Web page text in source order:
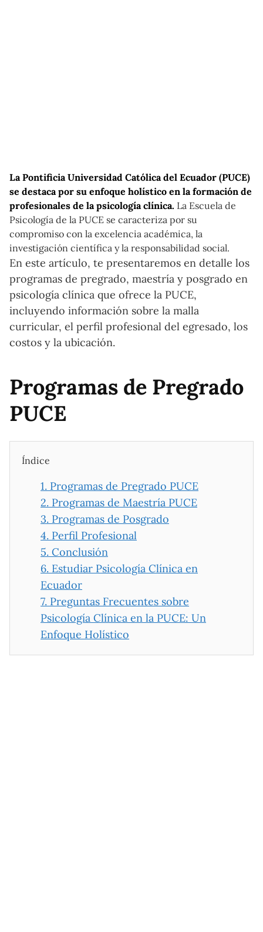
La Pontificia Universidad Católica del Ecuador (PUCE)
se destaca por su enfoque holístico en la formación de
profesionales de la psicología clínica. La Escuela de
Psicología de la PUCE se caracteriza por su
compromiso con la excelencia académica, la
investigación científica y la responsabilidad social.
En este artículo, te presentaremos en detalle los
programas de pregrado, maestría y posgrado en
psicología clínica que ofrece la PUCE,
incluyendo información sobre la malla
curricular, el perfil profesional del egresado, los
costos y la ubicación.
Programas de Pregrado
PUCE
Índice
1. Programas de Pregrado PUCE
2. Programas de Maestría PUCE
3. Programas de Posgrado
4. Perfil Profesional
5. Conclusión
6. Estudiar Psicología Clínica en
Ecuador
7. Preguntas Frecuentes sobre
Psicología Clínica en la PUCE: Un
Enfoque Holístico